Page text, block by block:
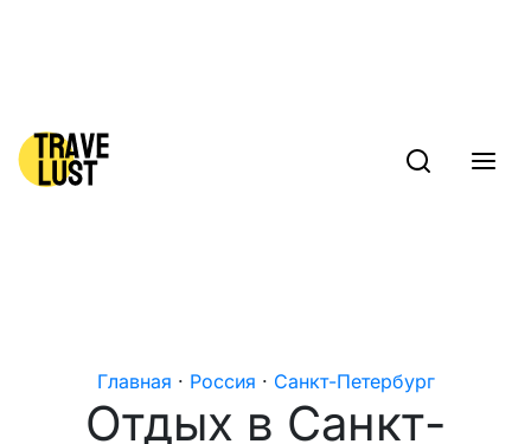
Главная · Россия · Санкт-Петербург
Отдых в Санкт-